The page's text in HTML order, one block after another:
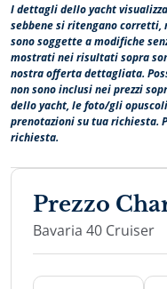
I dettagli dello yacht
sebbene si ritengano
sono soggette a modifiche
mostrati nei risultati sopra
nostra offerta dettagliata.
non sono inclusi nei prezzi
dello yacht, le foto/gli
prenotazioni su tua richiesta.
richiesta.
Prezzo
Bavaria 40 Cruiser